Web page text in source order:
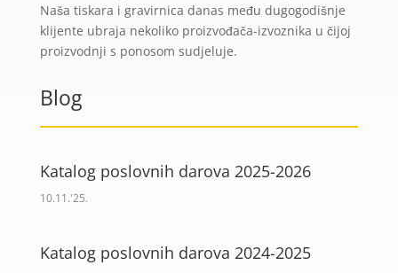
Naša tiskara i gravirnica danas među dugogodišnje
klijente ubraja nekoliko proizvođača-izvoznika u čijoj
proizvodnji s ponosom sudjeluje.
Blog
Katalog poslovnih darova 2025-2026
10.11.'25.
Katalog poslovnih darova 2024-2025